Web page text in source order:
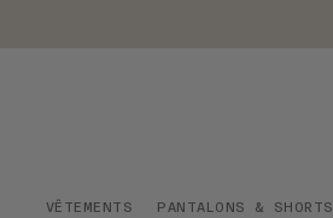
VÊTEMENTS PANTALONS & SHORTS